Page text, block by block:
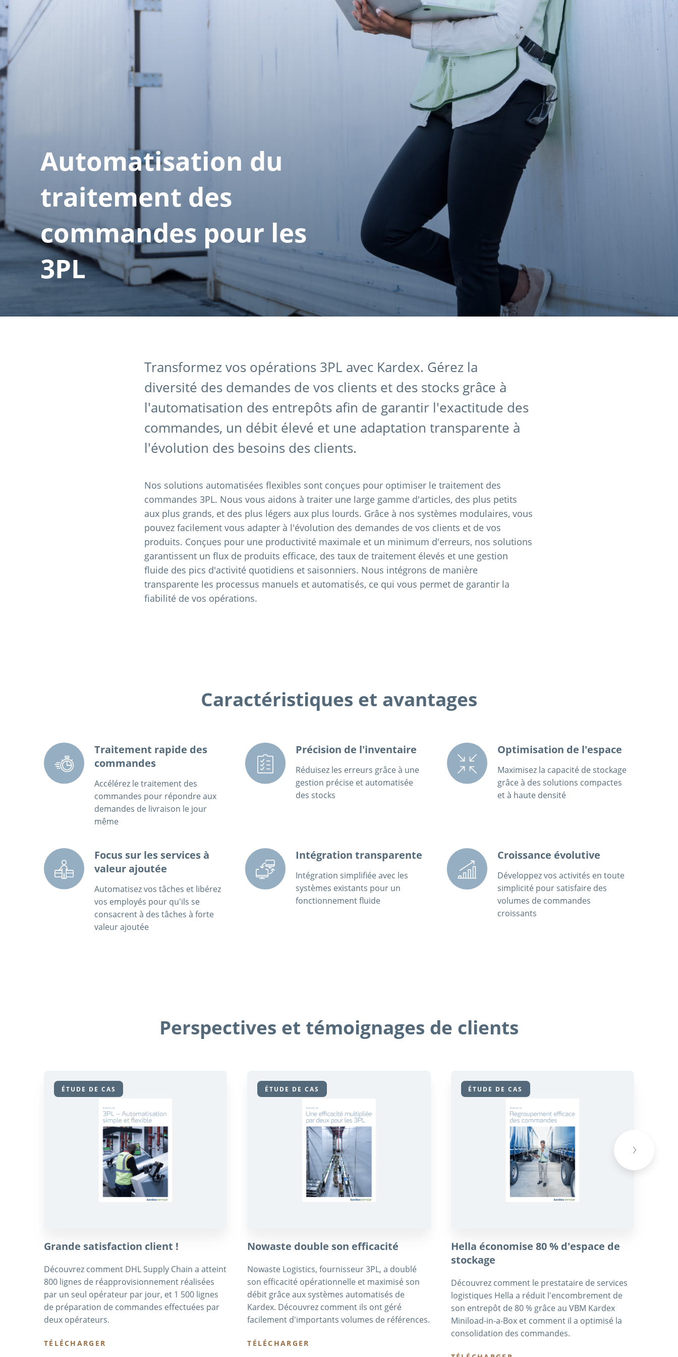
Automatisation du
traitement des
commandes pour les
3PL
Transformez vos opérations 3PL avec Kardex. Gérez la
diversité des demandes de vos clients et des stocks grâce à
l'automatisation des entrepôts afin de garantir l'exactitude des
commandes, un débit élevé et une adaptation transparente à
l'évolution des besoins des clients.
Nos solutions automatisées flexibles sont conçues pour optimiser le traitement des
commandes 3PL. Nous vous aidons à traiter une large gamme d'articles, des plus petits
aux plus grands, et des plus légers aux plus lourds. Grâce à nos systèmes modulaires, vous
pouvez facilement vous adapter à l'évolution des demandes de vos clients et de vos
produits. Conçues pour une productivité maximale et un minimum d'erreurs, nos solutions
garantissent un flux de produits efficace, des taux de traitement élevés et une gestion
fluide des pics d'activité quotidiens et saisonniers. Nous intégrons de manière
transparente les processus manuels et automatisés, ce qui vous permet de garantir la
fiabilité de vos opérations.
Caractéristiques et avantages
Traitement rapide des
commandes
Accélérez le traitement des
commandes pour répondre aux
demandes de livraison le jour
même
Précision de l'inventaire
Réduisez les erreurs grâce à une
gestion précise et automatisée
des stocks
Optimisation de l'espace
Maximisez la capacité de stockage
grâce à des solutions compactes
et à haute densité
Focus sur les services à
valeur ajoutée
Automatisez vos tâches et libérez
vos employés pour qu'ils se
consacrent à des tâches à forte
valeur ajoutée
Intégration transparente
Intégration simplifiée avec les
systèmes existants pour un
fonctionnement fluide
Croissance évolutive
Développez vos activités en toute
simplicité pour satisfaire des
volumes de commandes
croissants
Perspectives et témoignages de clients
ÉTUDE DE CAS
Grande satisfaction client !
Découvrez comment DHL Supply Chain a atteint
800 lignes de réapprovisionnement réalisées
par un seul opérateur par jour, et 1 500 lignes
de préparation de commandes effectuées par
deux opérateurs.
TÉLÉCHARGER
ÉTUDE DE CAS
Nowaste double son efficacité
Nowaste Logistics, fournisseur 3PL, a doublé
son efficacité opérationnelle et maximisé son
débit grâce aux systèmes automatisés de
Kardex. Découvrez comment ils ont géré
facilement d'importants volumes de références.
TÉLÉCHARGER
ÉTUDE DE CAS
Hella économise 80 % d'espace de
stockage
Découvrez comment le prestataire de services
logistiques Hella a réduit l'encombrement de
son entrepôt de 80 % grâce au VBM Kardex
Miniload-in-a-Box et comment il a optimisé la
consolidation des commandes.
Next